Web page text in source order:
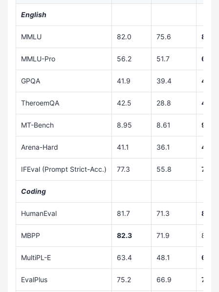
English
MMLU 82.0 75.6 82.3
MMLU-Pro 56.2 51.7 64.4
GPQA 41.9 39.4 42.4
TheroemQA 42.5 28.8 44.4
MT-Bench 8.95 8.61 9.12
Arena-Hard 41.1 36.1 48.1
IFEval (Prompt Strict-Acc.) 77.3 55.8 77.6
Coding
HumanEval 81.7 71.3 86.0
MBPP 82.3 71.9 80.2
MultiPL-E 63.4 48.1 69.2
EvalPlus 75.2 66.9 79.0